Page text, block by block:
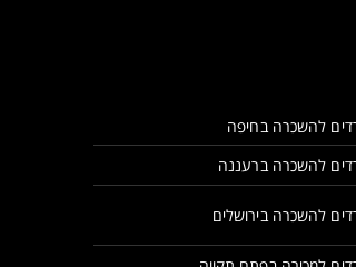
להשכרה בחיפה
להשכרה ברעננה
להשכרה בירושלים